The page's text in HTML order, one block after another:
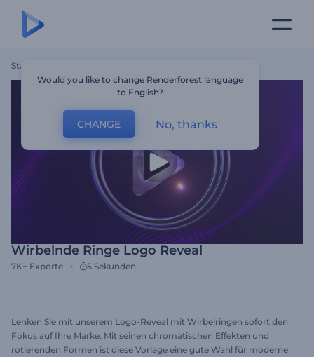
Startseite
Wirbelnde Ringe Logo Reveal
7K+ Exporte 5 Sekunden
Lenken Sie mit unserem Logo-Reveal mit Wirbelringen sofort den
Fokus auf Ihre Marke. Mit seinen chromatischen Effekten und
rotierenden Formen ist diese Vorlage eine gute Wahl für moderne
Would you like to change Renderforest language
to English?
CHANGE No, thanks